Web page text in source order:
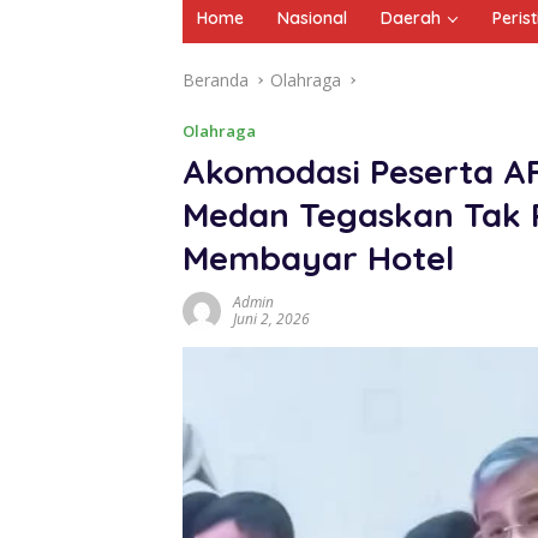
Home Nasional Daerah
Beranda Olahraga
Olahraga
Akomodasi Peserta
Medan Tegaskan
Membayar Hotel
Admin
Juni 2, 2026